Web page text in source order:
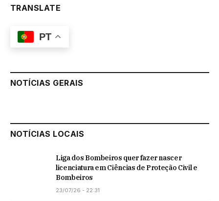
TRANSLATE
PT
NOTÍCIAS GERAIS
NOTÍCIAS LOCAIS
Liga dos Bombeiros quer fazer nascer
licenciatura em Ciências de Proteção Civil e
Bombeiros
23/07/26 - 22:31